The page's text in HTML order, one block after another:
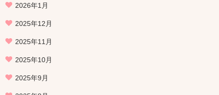
2026年1月
2025年12月
2025年11月
2025年10月
2025年9月